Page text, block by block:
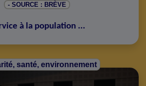
- SOURCE : BRÈVE
à la population ...
santé, environnement